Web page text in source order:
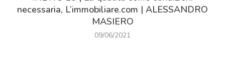
necessaria, L’immobiliare.com | ALESSANDRO
MASIERO
09/06/2021